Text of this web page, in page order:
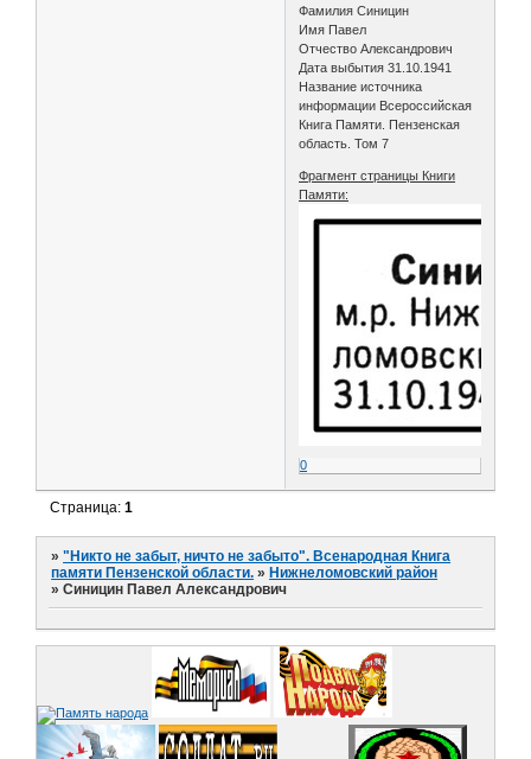
Фамилия Синицин
Имя Павел
Отчество Александрович
Дата выбытия 31.10.1941
Название источника
информации Всероссийская
Книга Памяти. Пензенская
область. Том 7
Фрагмент страницы Книги
Памяти:
0
Страница:1
»"Никто не забыт, ничто не забыто". Всенародная Книга
памяти Пензенской области. » Нижнеломовский район
»Синицин Павел Александрович